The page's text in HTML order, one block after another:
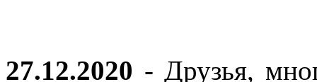
27.12.2020 - Друзья,